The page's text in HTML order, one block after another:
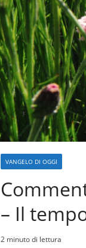
VANGELO DI OGGI
– Il
2 minuto di lettura